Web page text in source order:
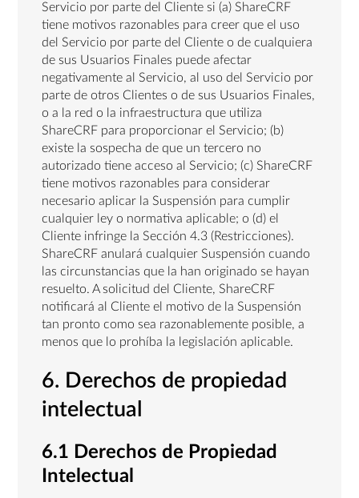
Servicio por parte del Cliente si (a) ShareCRF
tiene motivos razonables para creer que el uso
del Servicio por parte del Cliente o de cualquiera
de sus Usuarios Finales puede afectar
negativamente al Servicio, al uso del Servicio por
parte de otros Clientes o de sus Usuarios Finales,
o a la red o la infraestructura que utiliza
ShareCRF para proporcionar el Servicio; (b)
existe la sospecha de que un tercero no
autorizado tiene acceso al Servicio; (c) ShareCRF
tiene motivos razonables para considerar
necesario aplicar la Suspensión para cumplir
cualquier ley o normativa aplicable; o (d) el
Cliente infringe la Sección 4.3 (Restricciones).
ShareCRF anulará cualquier Suspensión cuando
las circunstancias que la han originado se hayan
resuelto. A solicitud del Cliente, ShareCRF
notificará al Cliente el motivo de la Suspensión
tan pronto como sea razonablemente posible, a
menos que lo prohíba la legislación aplicable.
6. Derechos de propiedad
intelectual
6.1 Derechos de Propiedad
Intelectual